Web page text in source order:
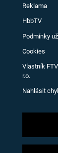
Reklama
HbbTV
Podmínky
Cookies
Vlastník
r.o.
Nahlásit